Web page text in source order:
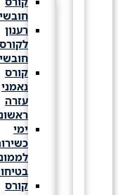
חובשים
רענון
לקורס
חובשים
קורס
נאמני
עזרה
ראשונה
ימי
כשירות
לממוני
בטיחות
קורס